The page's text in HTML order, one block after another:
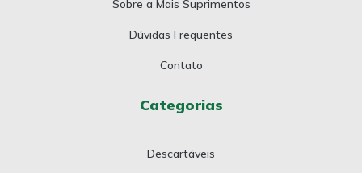
Sobre a Mais Suprimentos
Dúvidas Frequentes
Contato
Categorias
Descartáveis